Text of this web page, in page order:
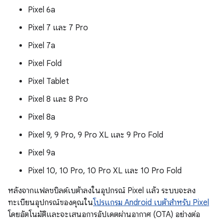
Pixel 6a
Pixel 7 และ 7 Pro
Pixel 7a
Pixel Fold
Pixel Tablet
Pixel 8 และ 8 Pro
Pixel 8a
Pixel 9, 9 Pro, 9 Pro XL และ 9 Pro Fold
Pixel 9a
Pixel 10, 10 Pro, 10 Pro XL และ 10 Pro Fold
หลังจากแฟลชบิลด์เบต้าลงในอุปกรณ์ Pixel แล้ว ระบบจะลง
ทะเบียนอุปกรณ์ของคุณในโปรแกรม Android เบต้าสำหรับ Pixel
โดยอัตโนมัติและจะเสนอการอัปเดตผ่านอากาศ (OTA) อย่างต่อ